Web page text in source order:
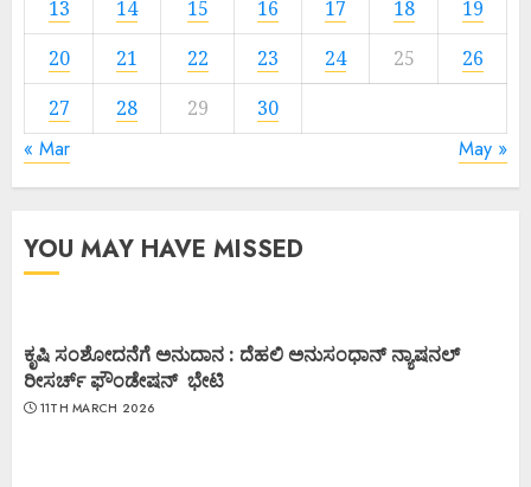
13
14 15 16 17 18
19
20
21 22 23 24 25
26
27
28 29 30
« Mar May »
YOU MAY HAVE MISSED
ಕೃಷಿ ಸಂಶೋದನೆಗೆ ಅನುದಾನ : ದೆಹಲಿ ಅನುಸಂಧಾನ್ ನ್ಯಾಷನಲ್
ರೀಸರ್ಚ್ ಫೌಂಡೇಷನ್ ಭೇಟಿ
11TH MARCH 2026